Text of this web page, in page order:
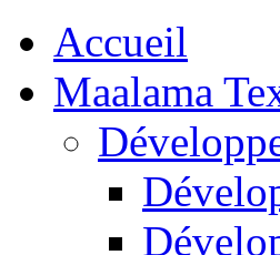
Accueil
Maalama